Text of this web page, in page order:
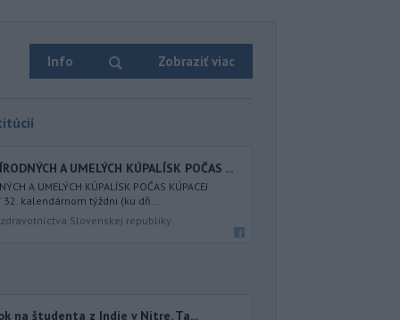
Info Zobraziť viac
A UMELÝCH KÚPALÍSK POČAS ...
A UMELÝCH KÚPALÍSK POČAS KÚPACEJ
32. kalendárnom týždni (ku dň...
Slovenskej republiky
na študenta z Indie v Nitre. Ta...